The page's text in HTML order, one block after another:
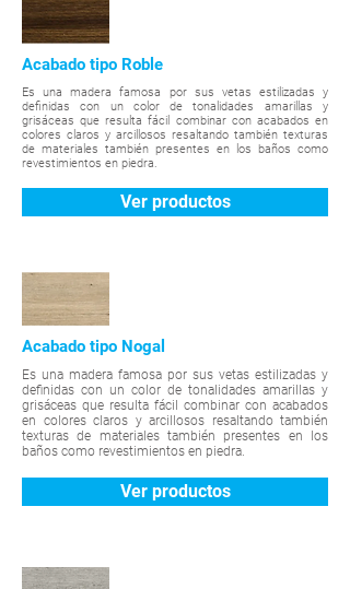
Acabado tipo Roble
Es una madera famosa por sus vetas estilizadas y
definidas con un color de tonalidades amarillas y
grisáceas que resulta fácil combinar con acabados en
colores claros y arcillosos resaltando también texturas
de materiales también presentes en los baños como
revestimientos en piedra.
Ver productos
Acabado tipo Nogal
Es una madera famosa por sus vetas estilizadas y
definidas con un color de tonalidades amarillas y
grisáceas que resulta fácil combinar con acabados
en colores claros y arcillosos resaltando también
texturas de materiales también presentes en los
baños como revestimientos en piedra.
Ver productos